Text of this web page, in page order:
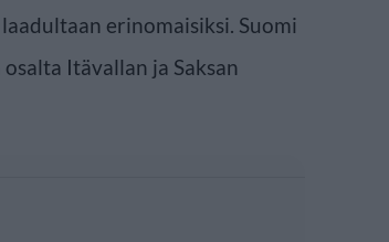
erinomaisiksi. Suomi
Itävallan ja Saksan